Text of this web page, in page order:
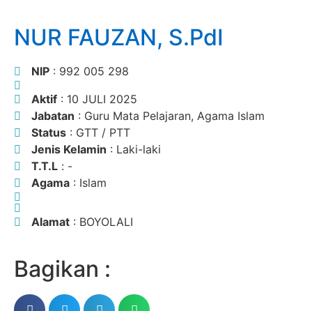
NUR FAUZAN, S.PdI
NIP : 992 005 298
Aktif : 10 JULI 2025
Jabatan : Guru Mata Pelajaran, Agama Islam
Status : GTT / PTT
Jenis Kelamin : Laki-laki
T.T.L : -
Agama : Islam
Alamat : BOYOLALI
Bagikan :